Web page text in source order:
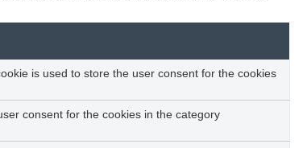
is used to store the user consent for the cookies
consent for the cookies in the category